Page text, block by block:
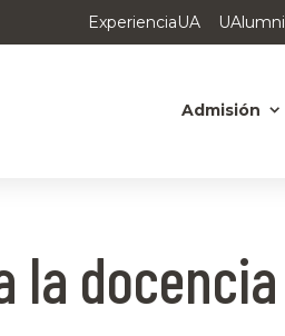
ExperienciaUA UAlumni
Admisión
la docencia